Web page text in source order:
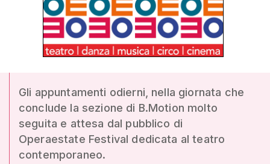
Gli appuntamenti odierni, nella giornata che
conclude la sezione di B.Motion molto
seguita e attesa dal pubblico di
Operaestate Festival dedicata al teatro
contemporaneo.